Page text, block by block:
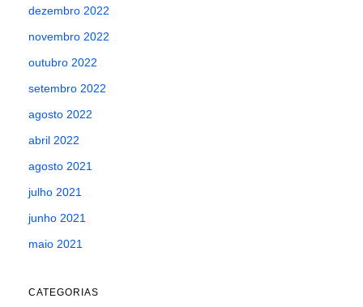
dezembro 2022
novembro 2022
outubro 2022
setembro 2022
agosto 2022
abril 2022
agosto 2021
julho 2021
junho 2021
maio 2021
CATEGORIAS